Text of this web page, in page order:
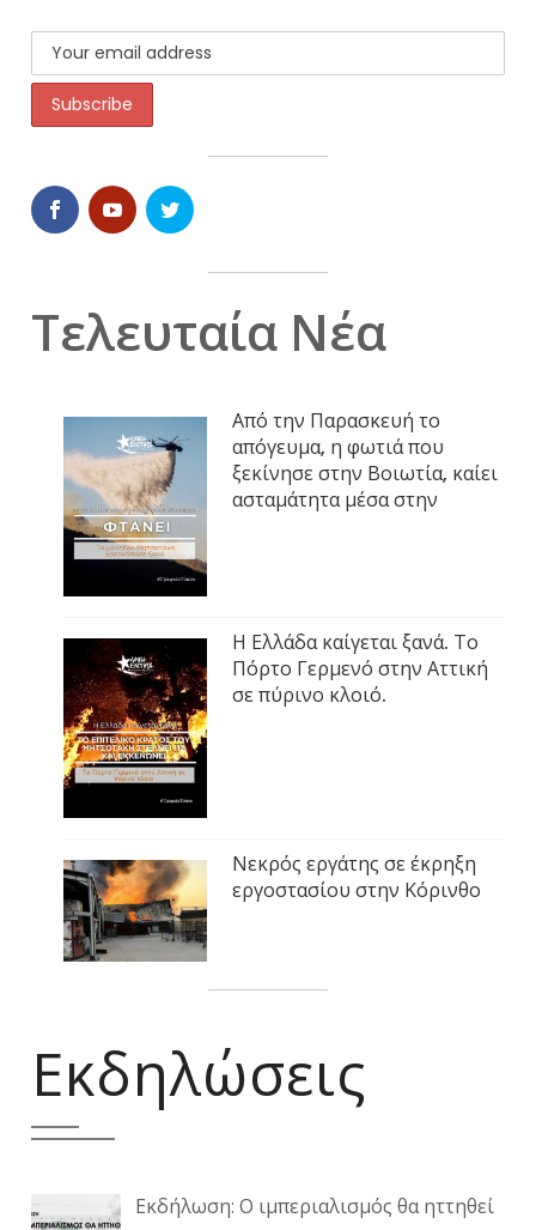
Τελευταία Νέα
Από την Παρασκευή το
απόγευμα, η φωτιά που
ξεκίνησε στην Βοιωτία, καίει
ασταμάτητα μέσα στην
Η Ελλάδα καίγεται ξανά. Το
Πόρτο Γερμενό στην Αττική
σε πύρινο κλοιό.
Νεκρός εργάτης σε έκρηξη
εργοστασίου στην Κόρινθο
Εκδηλώσεις
Εκδήλωση: Ο ιμπεριαλισμός θα ηττηθεί